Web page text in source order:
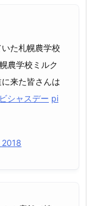
た札幌農学校
農学校ミルク
来た皆さんは
シャスデー pi
2018